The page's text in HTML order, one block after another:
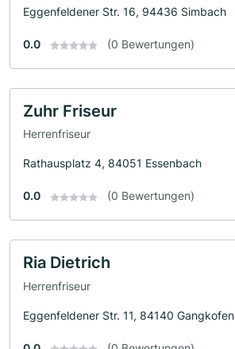
Eggenfeldener Str. 16, 94436 Simbach
0.0 (0 Bewertungen)
Zuhr Friseur
Herrenfriseur
Rathausplatz 4, 84051 Essenbach
0.0 (0 Bewertungen)
Ria Dietrich
Herrenfriseur
Eggenfeldener Str. 11, 84140 Gangkofen